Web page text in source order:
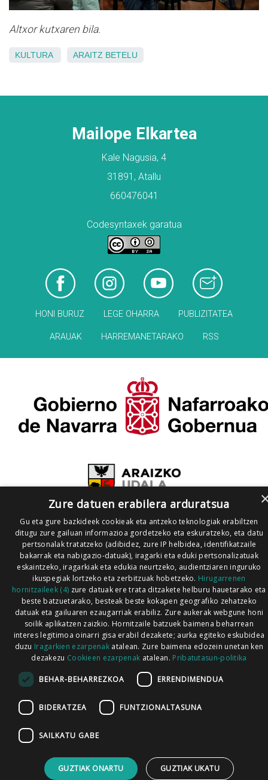
Altxor kutxaren bila.
KULTURA ARAITZ BETELU
Mailope Elkartea
Kale Nagusia, 4
31891, Atallu
660476041
Codesyntaxek garatua
HONI BURUZ LEGE OHARRA PUBLIZITATEA
ARAUAK HARREMANETARAKO RSS
Zure datuen erabilera arduratsua
Gu eta gure bazkideek cookieak eta antzeko teknologiak erabiltzen
ditugu zure gailuan informazioa gordetzeko eta eskuratzeko, eta datu
pertsonalak tratatzeko (adibidez, zure IP helbidea, identifikatzaile
bakarrak eta nabigazio-datuak), iragarki eta eduki pertsonalizatuak
eskaintzeko, iragarkiak eta edukia neurtzeko, audientziaren inguruko
ikuspegiak lortzeko eta zerbitzuak hobetzeko. Hirugarrenen
hornitzaileek (4) zure datuak ere trata ditzakete helburu hauetarako eta
beste batzuetarako, besteak beste kokapen geografiko zehatzeko
datuak eta gailuaren ezaugarriak erabiliz. Zure aukerak webgune honi
soilik aplikatzen zaizkio. Hornitzaile batzuek baimena beharrean
interes legitimoa oinarri gisa erabil dezakete; aurka egiteko eskubidea
duzu Iragarkien ezarpenak atalean. Zure baimena edozein unetan ken
dezakezu Cookieen ezarpenak atalean. Pribatutasun-politika
BEHAR-BEHARREZKOA ERRENDIMENDUA
BIDERATZEA FUNTZIONALTASUNA
SAILKATU GABE
GUZTIAK ONARTU GUZTIAK UKATU